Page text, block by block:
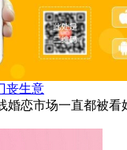
丧生意
婚恋市场一直都被